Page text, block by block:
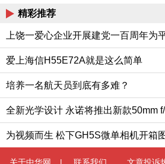
精彩推荐
上饶一爱心企业开展建党一百周年为
爱上海信H55E72A就是这么简单
培养一名航天员到底有多难？
全新光学设计 永诺将推出新款50mm
为视频而生 松下GH5S微单相机开箱